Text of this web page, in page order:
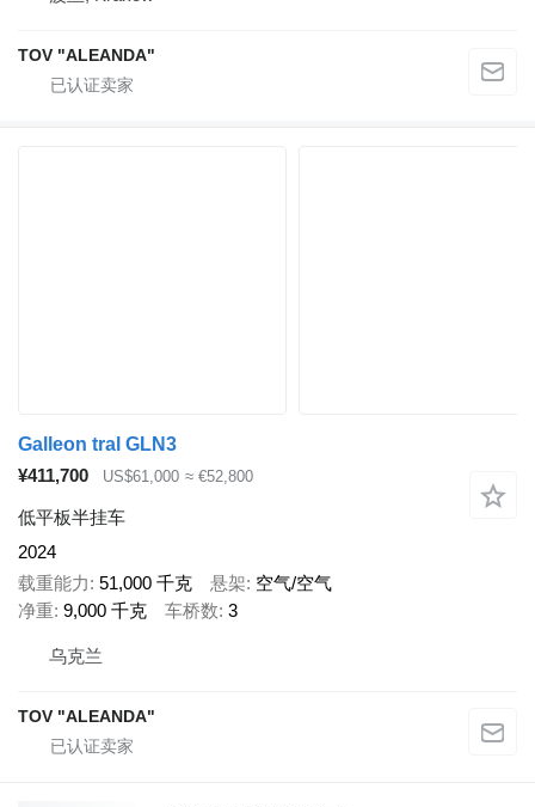
TOV "ALEANDA"
Galleon tral GLN3
¥411,700
US$61,000 ≈ €52,800
低平板半挂车
2024
载重能力 51,000 千克 悬架 空气/空气
净重 9,000 千克 车桥数 3
乌克兰
TOV "ALEANDA"